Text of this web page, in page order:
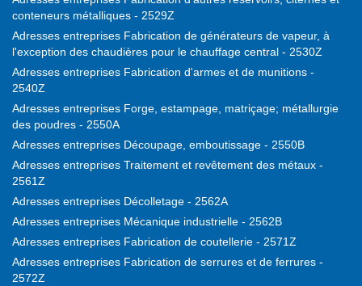
conteneurs métalliques - 2529Z
Adresses entreprises Fabrication de générateurs de vapeur, à
l'exception des chaudières pour le chauffage central - 2530Z
Adresses entreprises Fabrication d'armes et de munitions -
2540Z
Adresses entreprises Forge, estampage, matriçage; métallurgie
des poudres - 2550A
Adresses entreprises Découpage, emboutissage - 2550B
Adresses entreprises Traitement et revêtement des métaux -
2561Z
Adresses entreprises Décolletage - 2562A
Adresses entreprises Mécanique industrielle - 2562B
Adresses entreprises Fabrication de coutellerie - 2571Z
Adresses entreprises Fabrication de serrures et de ferrures -
2572Z